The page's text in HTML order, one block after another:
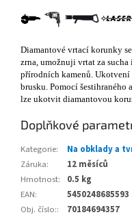
Diamantové vrtací korunky
zrna, umožnuji vrtat za
přírodních kamenů.
brusku. Pomocí
lze ukotvit diamantovou
Doplňkové
Kategorie:
Na obklady a
Záruka:
12 měsíců
Hmotnost:
0.5 kg
EAN:
5450248685593
Obj. číslo::
70184694357